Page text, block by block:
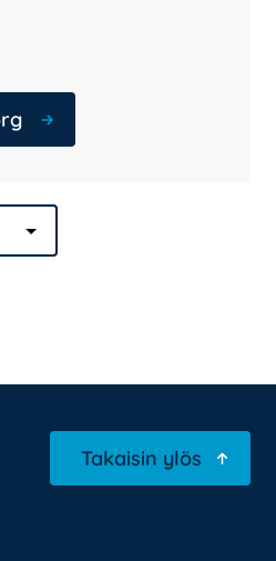
Takaisin ylös